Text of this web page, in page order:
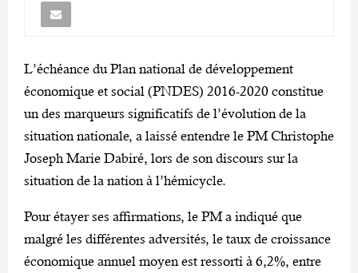
L’échéance du Plan national de développement
économique et social (PNDES) 2016-2020 constitue
un des marqueurs significatifs de l’évolution de la
situation nationale, a laissé entendre le PM Christophe
Joseph Marie Dabiré, lors de son discours sur la
situation de la nation à l’hémicycle.
Pour étayer ses affirmations, le PM a indiqué que
malgré les différentes adversités, le taux de croissance
économique annuel moyen est ressorti à 6,2%, entre